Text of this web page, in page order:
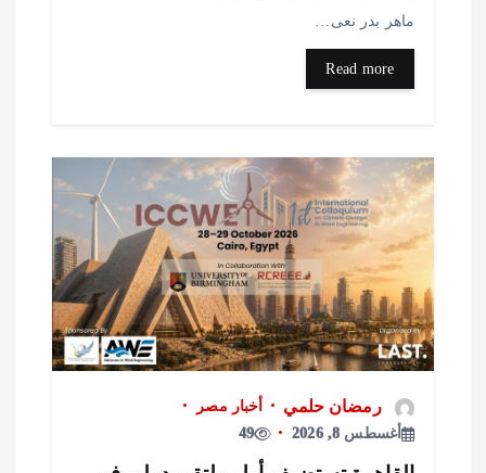
بدر نعى…
رمضان حلمي
أخبار مصر
أغسطس 8, 2026
49